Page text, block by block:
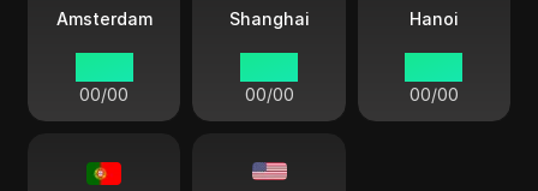
Amsterdam
00/00
Shanghai
00/00
Hanoi
00/00